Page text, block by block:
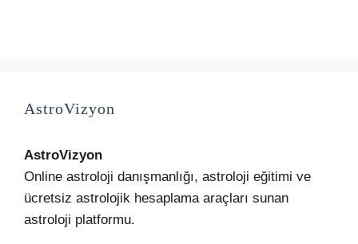
AstroVizyon
AstroVizyon
Online astroloji danışmanlığı, astroloji eğitimi ve
ücretsiz astrolojik hesaplama araçları sunan
astroloji platformu.